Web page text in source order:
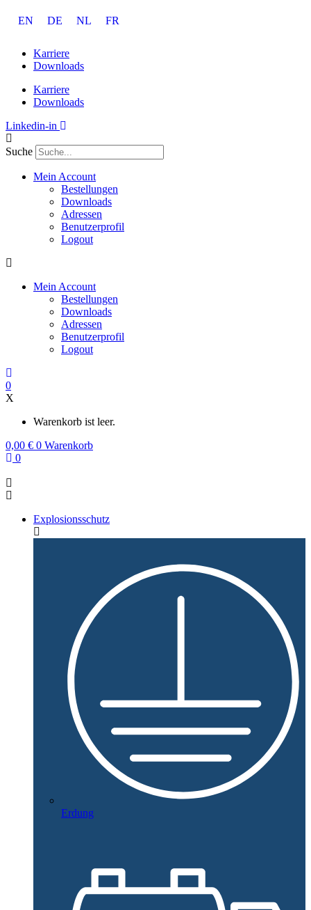
Inhalt
EN DE NL FR
Karriere
Downloads
Karriere
Downloads
Linkedin-in
Suche
Mein Account
Bestellungen
Downloads
Adressen
Benutzerprofil
Logout
Mein Account
Bestellungen
Downloads
Adressen
Benutzerprofil
Logout
0
X
Warenkorb ist leer.
0,00 € 0 Warenkorb
0
Explosionsschutz
Erdung